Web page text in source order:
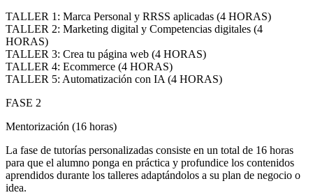
TALLER 1: Marca Personal y RRSS aplicadas (4 HORAS)
TALLER 2: Marketing digital y Competencias digitales (4
HORAS)
TALLER 3: Crea tu página web (4 HORAS)
TALLER 4: Ecommerce (4 HORAS)
TALLER 5: Automatización con IA (4 HORAS)
FASE 2
Mentorización (16 horas)
La fase de tutorías personalizadas consiste en un total de 16 horas
para que el alumno ponga en práctica y profundice los contenidos
aprendidos durante los talleres adaptándolos a su plan de negocio o
idea.